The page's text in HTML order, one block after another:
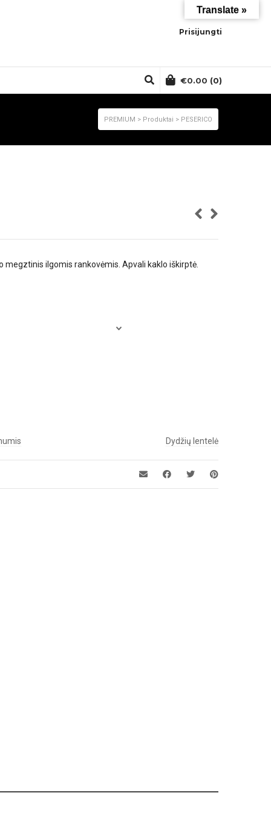
Prisijungti
€0.00 (0)
PREMIUM > Produktai > PESERICO
megztinis ilgomis rankovėmis. Apvali kaklo iškirptė.
Dydžių lentelė
Translate »